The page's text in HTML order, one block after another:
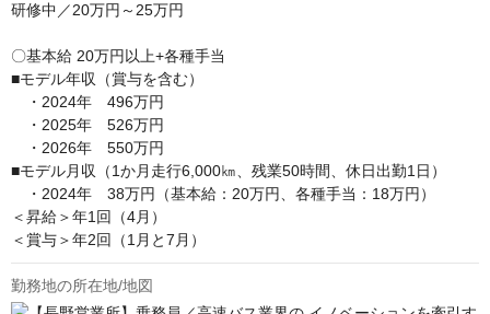
研修中／20万円～25万円
〇基本給 20万円以上+各種手当
■モデル年収（賞与を含む）
・2024年　496万円
・2025年　526万円
・2026年　550万円
■モデル月収（1か月走行6,000㎞、残業50時間、休日出勤1日）
・2024年　38万円（基本給：20万円、各種手当：18万円）
＜昇給＞年1回（4月）
＜賞与＞年2回（1月と7月）
勤務地の所在地/地図